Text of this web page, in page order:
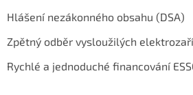
Hlášení nezákonného obsahu (DSA)
Zpětný odběr vysloužilých
Rychlé a jednoduché financování